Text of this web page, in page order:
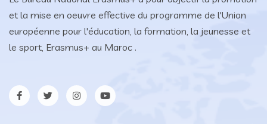
et la mise en oeuvre effective du programme de l'Union
européenne pour l'éducation, la formation, la jeunesse et
le sport, Erasmus+ au Maroc .